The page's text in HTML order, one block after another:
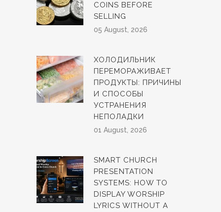
COINS BEFORE
SELLING
05 August, 2026
ХОЛОДИЛЬНИК
ПЕРЕМОРАЖИВАЕТ
ПРОДУКТЫ: ПРИЧИНЫ
И СПОСОБЫ
УСТРАНЕНИЯ
НЕПОЛАДКИ
01 August, 2026
SMART CHURCH
PRESENTATION
SYSTEMS: HOW TO
DISPLAY WORSHIP
LYRICS WITHOUT A